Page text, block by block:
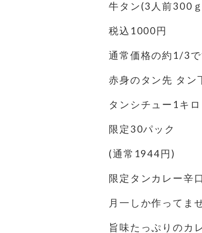
牛タン(3人前300
税込1000円
通常価格の約1/3で
赤身のタン先 タン
タンシチュー1キロ
限定30パック
(通常1944円)
限定タンカレー辛口️
月一しか作ってま
旨味たっぷりのカ